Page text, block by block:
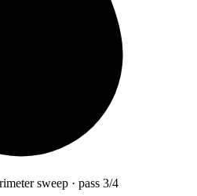
sweep · pass 3/4